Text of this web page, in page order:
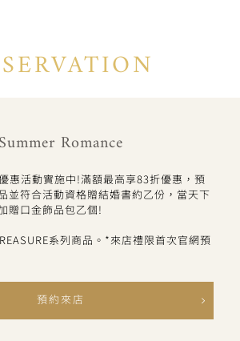
Summer Romance
惠活動實施中!滿額最高享83折優惠，預
並符合活動資格贈結婚書約乙份，當天下
贈口金飾品包乙個!
系列商品。*來店禮限首次官網預
預約來店